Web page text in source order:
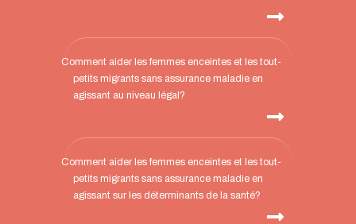
Comment aider les femmes enceintes et les tout-
petits migrants sans assurance maladie en
agissant au niveau légal?
Comment aider les femmes enceintes et les tout-
petits migrants sans assurance maladie en
agissant sur les déterminants de la santé?